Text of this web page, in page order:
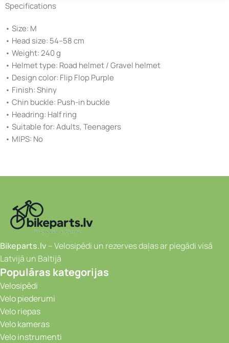
Specifications
• Size: M
• Head size: 54–58 cm
• Weight: 240 g
• Helmet type: Road helmet / Gravel helmet
• Design color: Flip Flop Purple
• Finish: Shiny
• Chin buckle: Push-in buckle
• Headring: Half ring
• Suitable for: Adults, Teenagers
• MIPS: No
Bikeparts.lv – Velosipēdi un rezerves daļas ar piegādi visā
Latvijā un Baltijā
Populāras kategorijas
Velosipēdi
Velo piederumi
Velo riepas
Velo kameras
Velo instrumenti